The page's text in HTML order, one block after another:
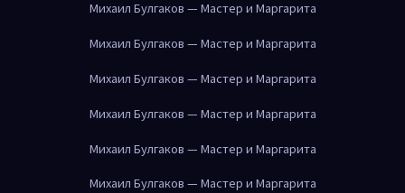
Михаил Булгаков — Мастер и Маргарита
Михаил Булгаков — Мастер и Маргарита
Михаил Булгаков — Мастер и Маргарита
Михаил Булгаков — Мастер и Маргарита
Михаил Булгаков — Мастер и Маргарита
Михаил Булгаков — Мастер и Маргарита